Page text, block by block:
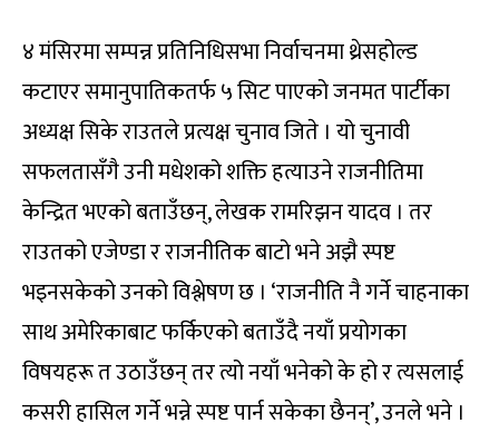
४ मंसिरमा सम्पन्न प्रतिनिधिसभा निर्वाचनमा थ्रेसहोल्ड
कटाएर समानुपातिकतर्फ ५ सिट पाएको जनमत पार्टीका
अध्यक्ष सिके राउतले प्रत्यक्ष चुनाव जिते । यो चुनावी
सफलतासँगै उनी मधेशको शक्ति हत्याउने राजनीतिमा
केन्द्रित भएको बताउँछन्, लेखक रामरिझन यादव । तर
राउतको एजेण्डा र राजनीतिक बाटो भने अझै स्पष्ट
भइनसकेको उनको विश्लेषण छ । ‘राजनीति नै गर्ने चाहनाका
साथ अमेरिकाबाट फर्किएको बताउँदै नयाँ प्रयोगका
विषयहरू त उठाउँछन् तर त्यो नयाँ भनेको के हो र त्यसलाई
कसरी हासिल गर्ने भन्ने स्पष्ट पार्न सकेका छैनन्’, उनले भने ।